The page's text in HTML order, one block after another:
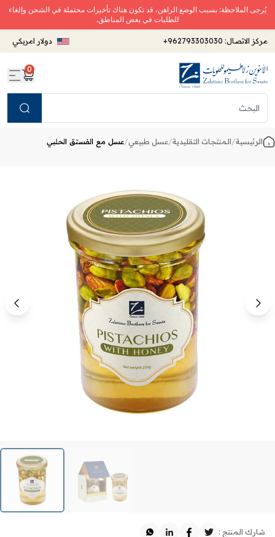
يُرجى الملاحظة: بسبب الوضع الراهن، قد تكون هناك تأخيرات محتملة في الشحن وإلغاء
للطلبات في بعض المناطق.
مركز الاتصال: +962793303030 دولار امريكي
0
الرئيسية/المنتجات التقليدية/عسل طبيعي/عسل مع الفستق الحلبي
شارك المنتج :